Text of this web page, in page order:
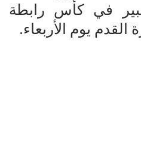
في كأس رابطة
القدم يوم الأربعاء.